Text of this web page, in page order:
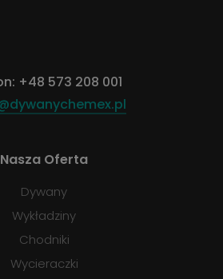
+48 573 208 001
Nasza Oferta
Dywany
Wykładziny
Chodniki
Wycieraczki